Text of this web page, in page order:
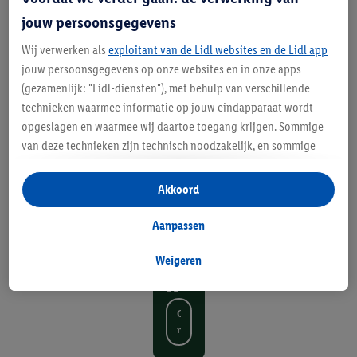
ap
is
he
t
ha
lv
e
w
er
O
n
t
jouw persoonsgegevens
Wij verwerken als exploitant van de Lidl websites en de Lidl app
jouw persoonsgegevens op onze websites en in onze apps
(gezamenlijk: "Lidl-diensten"), met behulp van verschillende
technieken waarmee informatie op jouw eindapparaat wordt
opgeslagen en waarmee wij daartoe toegang krijgen. Sommige
van deze technieken zijn technisch noodzakelijk, en sommige
opslaan van voorkeursinstellingen, het verzamelen en
analyseren van statistieken of voor het tonen van
gepersonaliseerde reclame binnen en buiten de Lidl-diensten.
gegevens over jouw aankoopgedrag in de winkel ook voor de
Als je hier toestemming geeft aan ons voor het personaliseren
van reclame en als je vervolgens een Lidl Plus-account
aanmaakt of inlogt op jouw bestaande Lidl Plus-account, dan
Weigeren
Aanpassen
Akkoord